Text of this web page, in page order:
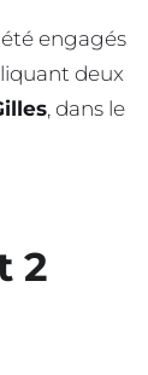
engagés
deux
, dans le
2